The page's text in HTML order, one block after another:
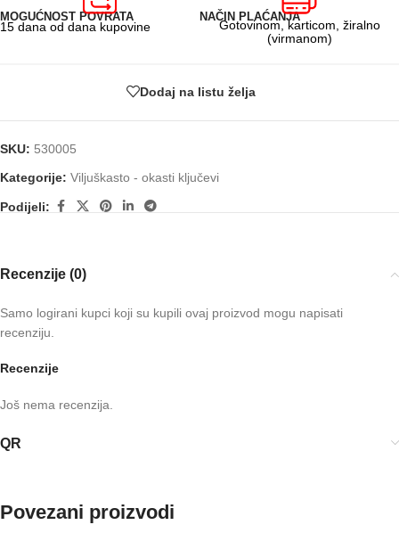
MOGUĆNOST POVRATA
15 dana od dana kupovine
NAČIN PLAĆANJA
Gotovinom, karticom, žiralno
(virmanom)
Dodaj na listu želja
SKU: 530005
Kategorije: Viljuškasto - okasti ključevi
Podijeli:
Recenzije (0)
Recenzije
Još nema recenzija.
Samo logirani kupci koji su kupili ovaj proizvod mogu napisati
recenziju.
QR
Povezani proizvodi